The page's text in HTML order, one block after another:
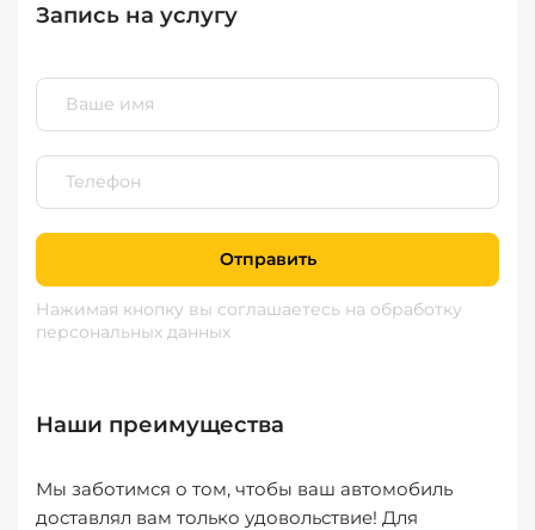
Запись на услугу
Отправить
Нажимая кнопку вы соглашаетесь на обработку
персональных данных
Наши преимущества
Мы заботимся о том, чтобы ваш автомобиль
доставлял вам только удовольствие! Для